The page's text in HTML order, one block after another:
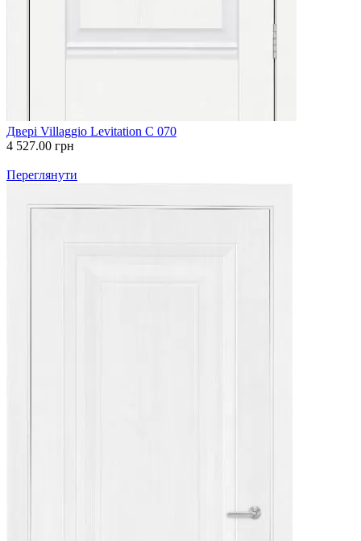
Двері Villaggio Levitation С 070
4 527.00 грн
Переглянути